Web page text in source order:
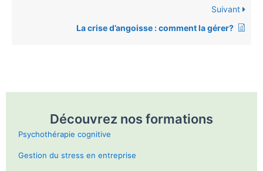
Suivant
La crise d’angoisse : comment la gérer?
Découvrez nos formations
Psychothérapie cognitive
Gestion du stress en entreprise